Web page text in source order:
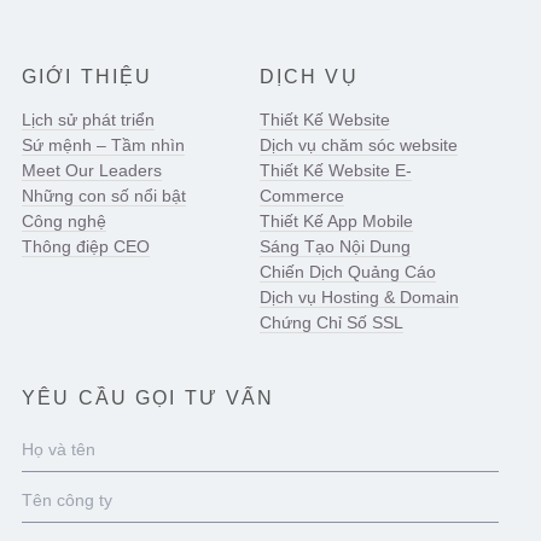
GIỚI THIỆU
Lịch sử phát triển
Sứ mệnh – Tầm nhìn
Meet Our Leaders
Những con số nổi bật
Công nghệ
Thông điệp CEO
DỊCH VỤ
Thiết Kế Website
Dịch vụ chăm sóc website
Thiết Kế Website E-
Commerce
Thiết Kế App Mobile
Sáng Tạo Nội Dung
Chiến Dịch Quảng Cáo
Dịch vụ Hosting & Domain
Chứng Chỉ Số SSL
YÊU CẦU GỌI TƯ VẤN